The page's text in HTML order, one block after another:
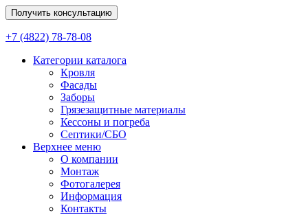
Получить консультацию
+7 (4822) 78-78-08
Категории каталога
Кровля
Фасады
Заборы
Грязезащитные материалы
Кессоны и погреба
Септики/СБО
Верхнее меню
О компании
Монтаж
Фотогалерея
Информация
Контакты